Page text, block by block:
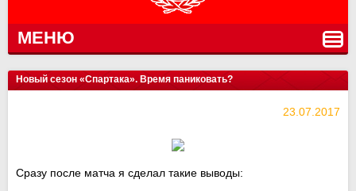
МЕНЮ
Новый сезон «Спартака». Время паниковать?
23.07.2017
Сразу после матча я сделал такие выводы: